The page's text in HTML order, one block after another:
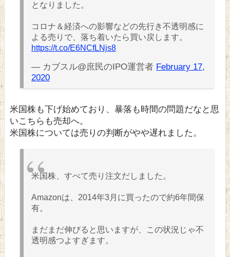
となりました。
コロナ＆経済への影響などの先行き不透明感に
よる売りで、落ち着いたら買い戻します。
https://t.co/E6NCfLNjs8
— カブスル@庶民のIPO運営者 February 17,
2020
米国株も下げ始めており、暴落も時間の問題だなと思
いこちらも売却へ。
米国株については売りの判断がやや遅れました。
米国株、すべて売り注文だしました。
Amazonは、2014年3月に買ったので約6年間保
有。
まだまだ伸びると思いますが、この状況じゃ不
透明感つよすぎます。